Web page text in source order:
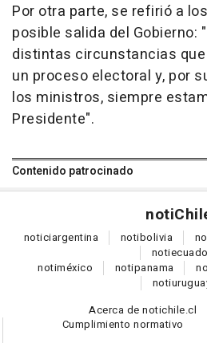
Por otra parte, se refirió a
posible salida del Gobierno:
distintas circunstancias
un proceso electoral y, por
los ministros, siempre
Presidente".
Contenido patrocinado
noti
noticiargentina notibolivia
noti
notiméxico notipanama
noti
Acerca de notichile.cl
Cumplimiento normativo